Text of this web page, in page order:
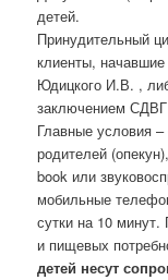
детей.
Принудительный
клиенты,
Юдицкого И.В. ,
заключением
Главные условия
родителей
book или
мобильные
сутки на 10
и пищевых
детей несут